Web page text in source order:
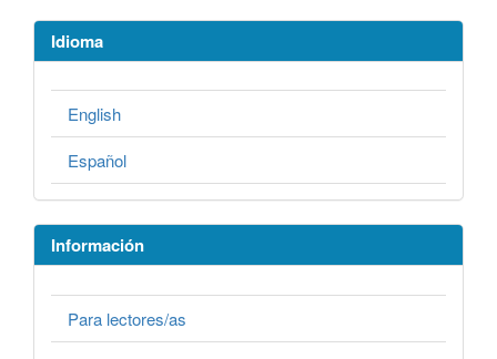
Idioma
English
Español
Información
Para lectores/as